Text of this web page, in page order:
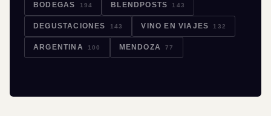
BODEGAS 194 BLENDPOSTS 143
DEGUSTACIONES 143 VINO EN VIAJES 132
ARGENTINA 100 MENDOZA 77